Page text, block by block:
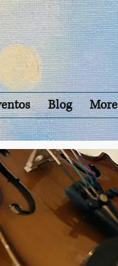
Blog More